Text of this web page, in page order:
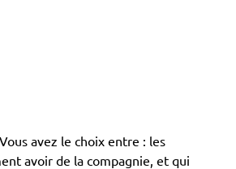
avez le choix entre : les
avoir de la compagnie, et qui